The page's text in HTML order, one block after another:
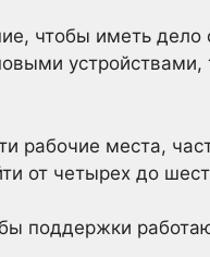
чтобы иметь
рабочие места,
от четырех до
поддержки